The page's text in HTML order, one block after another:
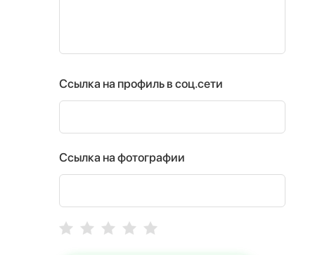
Ссылка на профиль в соц.сети
Ссылка на фотографии